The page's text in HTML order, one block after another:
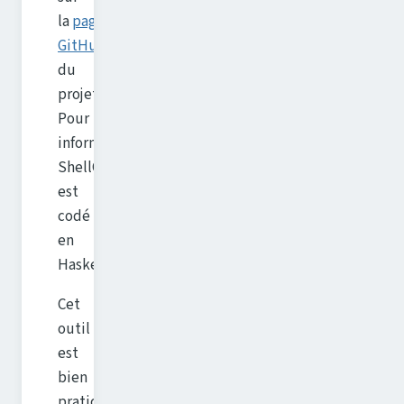
lapage
GitHub
du
projet.
Pour
information,
ShellCheck
est
codé
en
Haskell.
Cet
outil
est
bien